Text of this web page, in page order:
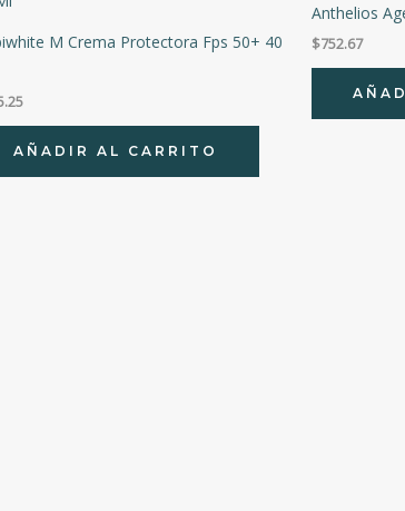
M Crema Protectora Fps 50+ 40
AÑADIR AL CARRITO
Anthelios
$752.67